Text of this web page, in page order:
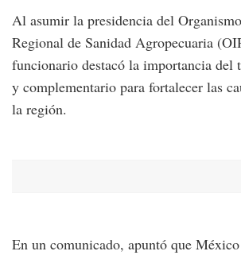
Al asumir la presidencia del
Regional de Sanidad Agropecuaria
funcionario destacó la importancia del
y complementario para fortalecer las
la región.
En un comunicado, apuntó que